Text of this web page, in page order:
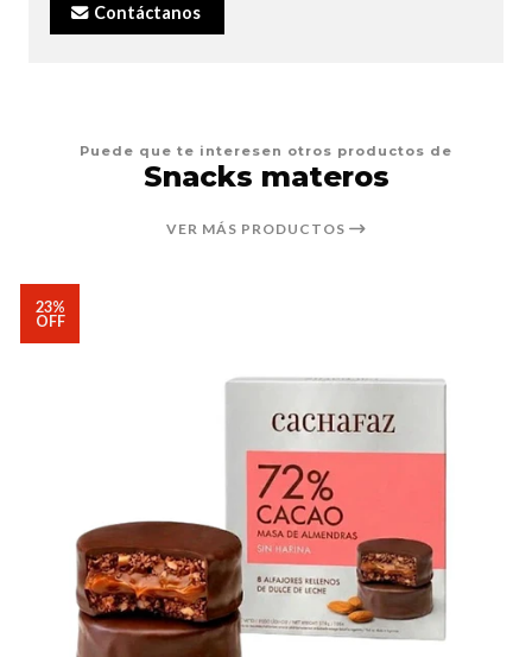
Contáctanos
Puede que te interesen otros productos de
Snacks materos
VER MÁS PRODUCTOS
23%
OFF